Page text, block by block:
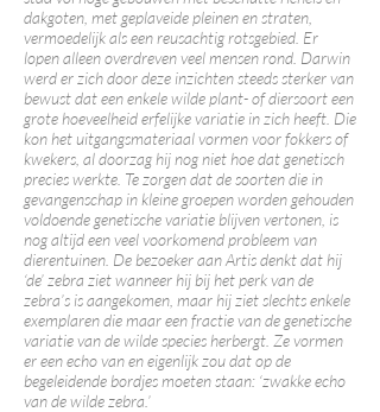
dakgoten, met geplaveide pleinen en straten,
vermoedelijk als een reusachtig rotsgebied. Er
lopen alleen overdreven veel mensen rond. Darwin
werd er zich door deze inzichten steeds sterker van
bewust dat een enkele wilde plant- of diersoort een
grote hoeveelheid erfelijke variatie in zich heeft. Die
kon het uitgangsmateriaal vormen voor fokkers of
kwekers, al doorzag hij nog niet hoe dat genetisch
precies werkte. Te zorgen dat de soorten die in
gevangenschap in kleine groepen worden gehouden
voldoende genetische variatie blijven vertonen, is
nog altijd een veel voorkomend probleem van
dierentuinen. De bezoeker aan Artis denkt dat hij
‘de’ zebra ziet wanneer hij bij het perk van de
zebra’s is aangekomen, maar hij ziet slechts enkele
exemplaren die maar een fractie van de genetische
variatie van de wilde species herbergt. Ze vormen
er een echo van en eigenlijk zou dat op de
begeleidende bordjes moeten staan: ‘zwakke echo
van de wilde zebra.’